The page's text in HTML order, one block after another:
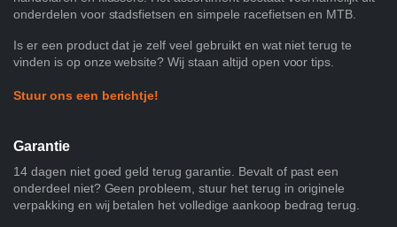
onderdelen voor stadsfietsen en simpele racefietsen en MTB.
Is er een product dat je zelf veel gebruikt en wat niet terug te
vinden is op onze website? Wij staan altijd open voor tips.
Stuur ons een berichtje!
Garantie
14 dagen niet goed geld terug garantie. Bevalt of past een
onderdeel niet? Geen probleem, stuur het terug in originele
verpakking en wij betalen het volledige aankoop bedrag terug.